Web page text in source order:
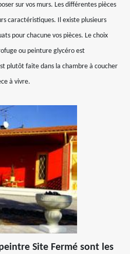
sur vos murs. Les différentes pièces
caractéristiques. Il existe plusieurs
pour chacune vos pièces. Le choix
ou peinture glycéro est
plutôt faite dans la chambre à coucher
à vivre.
Site Fermé sont les